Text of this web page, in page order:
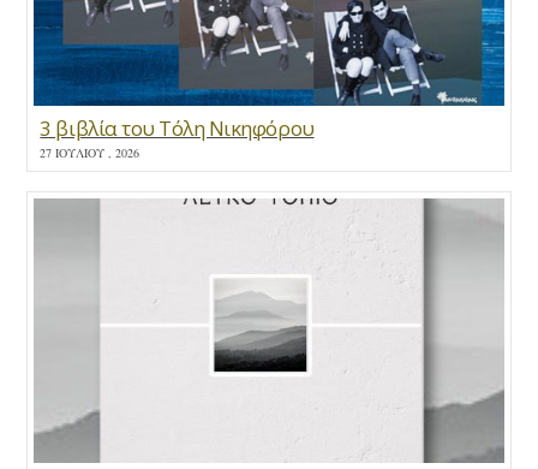
3 βιβλία του Τόλη Νικηφόρου
27 ΙΟΥΛΊΟΥ , 2026